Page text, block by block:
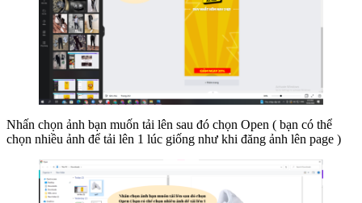
Nhấn chọn ảnh bạn muốn tải lên sau đó chọn Open ( bạn có thể
chọn nhiều ảnh để tải lên 1 lúc giống như khi đăng ảnh lên page )